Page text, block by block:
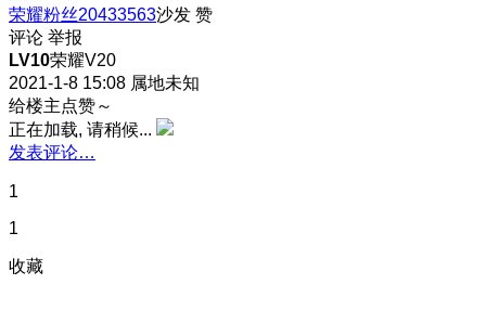
荣耀粉丝20433563沙发 赞
评论 举报
LV10荣耀V20
2021-1-8 15:08 属地未知
给楼主点赞～
正在加载, 请稍候...
发表评论…
1
1
收藏